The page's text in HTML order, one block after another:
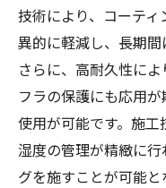
次世代のコ
常識を覆す
未来を見据
新時代を切
エーワンA1が導
時代
技術により、コーテ
異的に軽減し、長期間
さらに、高耐久性に
フラの保護にも応用
使用が可能です。施
湿度の管理が精緻に
グを施すことが可能